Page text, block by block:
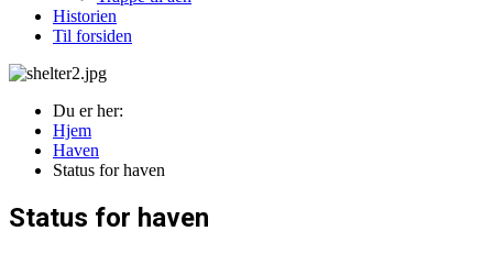
Historien
Til forsiden
Du er her:
Hjem
Haven
Status for haven
Status for haven